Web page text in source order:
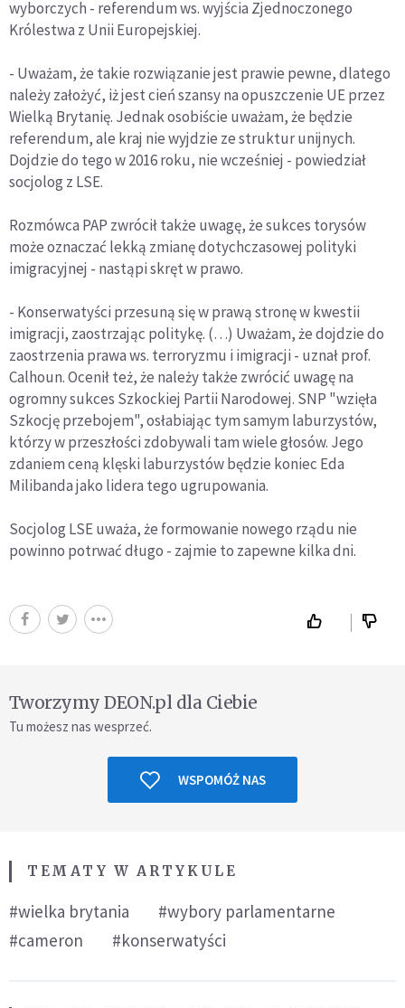
wyborczych - referendum ws. wyjścia Zjednoczonego
Królestwa z Unii Europejskiej.
- Uważam, że takie rozwiązanie jest prawie pewne, dlatego
należy założyć, iż jest cień szansy na opuszczenie UE przez
Wielką Brytanię. Jednak osobiście uważam, że będzie
referendum, ale kraj nie wyjdzie ze struktur unijnych.
Dojdzie do tego w 2016 roku, nie wcześniej - powiedział
socjolog z LSE.
Rozmówca PAP zwrócił także uwagę, że sukces torysów
może oznaczać lekką zmianę dotychczasowej polityki
imigracyjnej - nastąpi skręt w prawo.
- Konserwatyści przesuną się w prawą stronę w kwestii
imigracji, zaostrzając politykę. (…) Uważam, że dojdzie do
zaostrzenia prawa ws. terroryzmu i imigracji - uznał prof.
Calhoun. Ocenił też, że należy także zwrócić uwagę na
ogromny sukces Szkockiej Partii Narodowej. SNP "wzięła
Szkocję przebojem", osłabiając tym samym laburzystów,
którzy w przeszłości zdobywali tam wiele głosów. Jego
zdaniem ceną klęski laburzystów będzie koniec Eda
Milibanda jako lidera tego ugrupowania.
Socjolog LSE uważa, że formowanie nowego rządu nie
powinno potrwać długo - zajmie to zapewne kilka dni.
Tworzymy DEON.pl dla Ciebie
Tu możesz nas wesprzeć.
WSPOMÓŻ NAS
TEMATY W ARTYKULE
#wielka brytania
#wybory parlamentarne
#cameron
#konserwatyści